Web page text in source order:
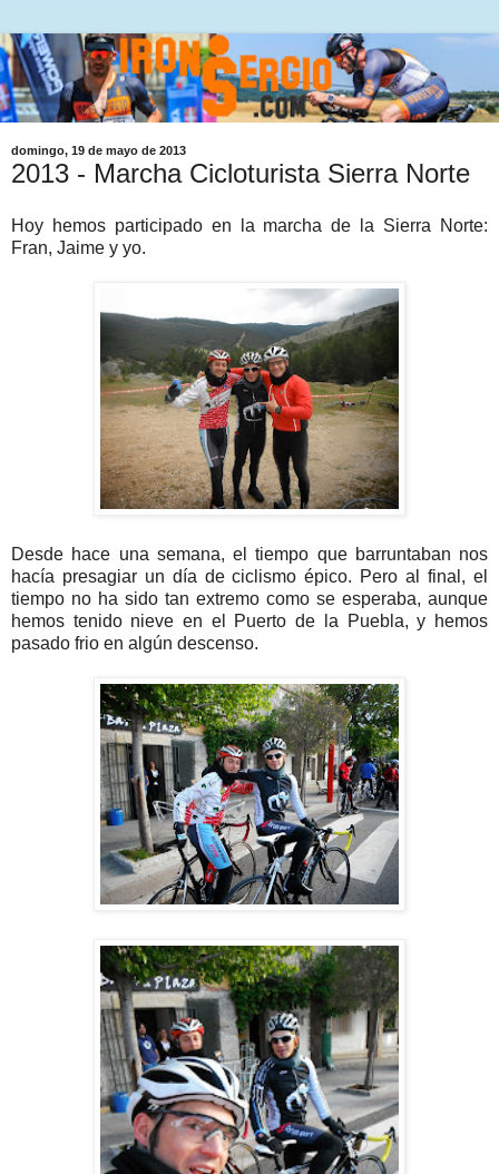
domingo, 19 de mayo de 2013
2013 - Marcha Cicloturista Sierra Norte
Hoy hemos participado en la marcha de la Sierra Norte:
Fran, Jaime y yo.
Desde hace una semana, el tiempo que barruntaban nos
hacía presagiar un día de ciclismo épico. Pero al final, el
tiempo no ha sido tan extremo como se esperaba, aunque
hemos tenido nieve en el Puerto de la Puebla, y hemos
pasado frio en algún descenso.